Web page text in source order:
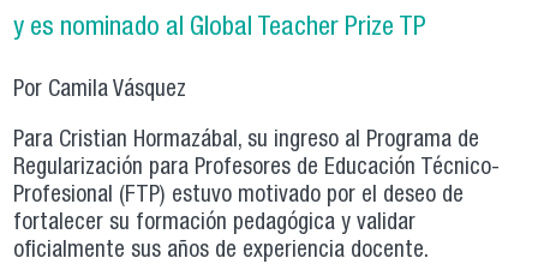
y es nominado al Global Teacher Prize TP
Por Camila Vásquez
Para Cristian Hormazábal, su ingreso al Programa de
Regularización para Profesores de Educación Técnico-
Profesional (FTP) estuvo motivado por el deseo de
fortalecer su formación pedagógica y validar
oficialmente sus años de experiencia docente.